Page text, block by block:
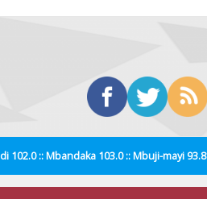
102.0 :: Mbandaka 103.0 :: Mbuji-mayi 93.8